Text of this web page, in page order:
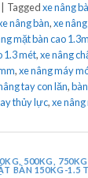
Taggedxe nâng
nâng bàn,xe
mặt bàn cao 1.3m
1.3 mét,xe nâng
,xe nâng máy
tay con lăn,
thủy lực,xe
500KG,
BÀN 150KG-1.5